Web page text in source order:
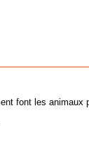
font les